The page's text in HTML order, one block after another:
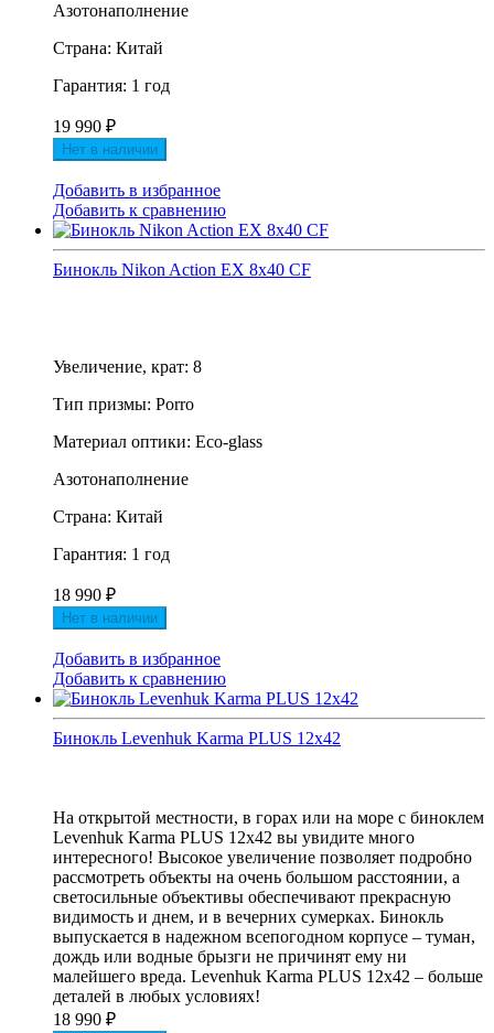
Азотонаполнение
Страна: Китай
Гарантия: 1 год
19 990 ₽
Нет в наличии
Добавить в избранное
Добавить к сравнению
Бинокль Nikon Action EX 8x40 CF
Увеличение, крат: 8
Тип призмы: Porro
Материал оптики: Eco-glass
Азотонаполнение
Страна: Китай
Гарантия: 1 год
18 990 ₽
Нет в наличии
Добавить в избранное
Добавить к сравнению
Бинокль Levenhuk Karma PLUS 12x42
На открытой местности, в горах или на море с биноклем
Levenhuk Karma PLUS 12x42 вы увидите много
интересного! Высокое увеличение позволяет подробно
рассмотреть объекты на очень большом расстоянии, а
светосильные объективы обеспечивают прекрасную
видимость и днем, и в вечерних сумерках. Бинокль
выпускается в надежном всепогодном корпусе – туман,
дождь или водные брызги не причинят ему ни
малейшего вреда. Levenhuk Karma PLUS 12x42 – больше
деталей в любых условиях!
18 990 ₽